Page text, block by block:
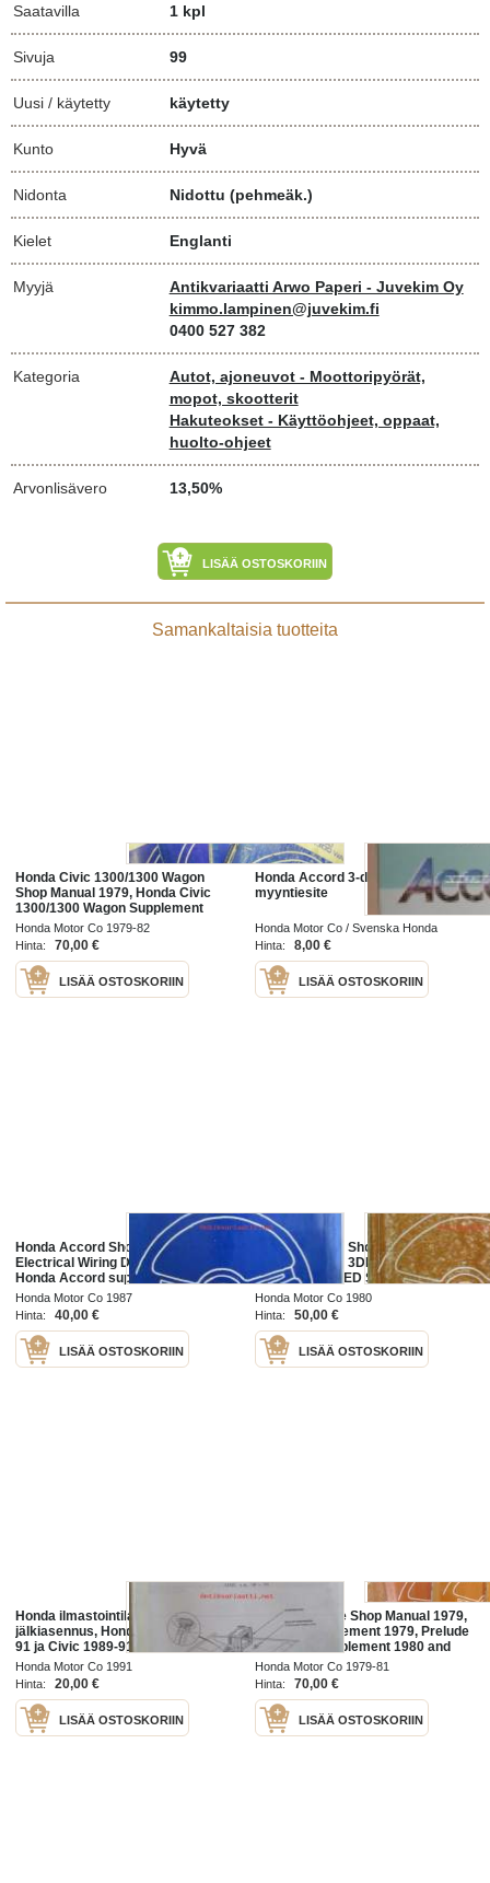
Saatavilla 1 kpl
Sivuja 99
Uusi / käytetty käytetty
Kunto Hyvä
Nidonta Nidottu (pehmeäk.)
Kielet Englanti
Myyjä
Antikvariaatti Arwo Paperi - Juvekim Oy
kimmo.lampinen@juvekim.fi
0400 527 382
Kategoria
Autot, ajoneuvot - Moottoripyörät,
mopot, skootterit
Hakuteokset - Käyttöohjeet, oppaat,
huolto-ohjeet
Arvonlisävero 13,50%
LISÄÄ OSTOSKORIIN
Samankaltaisia tuotteita
Honda Civic 1300/1300 Wagon
Shop Manual 1979, Honda Civic
1300/1300 Wagon Supplement
(Civic 3DR/back)(Civic STN/WAG)
(Civic 4DR SED), Supplement
1981, Honda Civic
Honda Motor Co 1979-82
Hinta:
70,00 €
LISÄÄ OSTOSKORIIN
Honda Accord 3-dörrars -
myyntiesite
Honda Motor Co / Svenska Honda
Bilimport Ab 198?
Hinta: 8,00 €
LISÄÄ OSTOSKORIIN
Honda Accord Shop Manual,
Electrical Wiring Diagram 1987 /
Honda Accord supplement 1987,
Sisältää 2 eri korjauskirjaa, katson
kuvista tarkemmin muut tiedot ja
Honda Motor Co 1987
Hinta:
40,00 €
LISÄÄ OSTOSKORIIN
Honda Accord Shop Manual 1977 /
Honda Accord 3DR H/ Back,
Accord 4DR SED Supplement
1980, Sisältää 2 eri korjauskirjaa,
katson kuvista tarkemmin muut
tiedot ja
Honda Motor Co 1980
Hinta:
50,00 €
LISÄÄ OSTOSKORIIN
Honda ilmastointilaitteen
jälkiasennus, Honda Accord 1990-
91 ja Civic 1989-91, katso kuvista
tarkemmin muut tiedot ja
sisällysluettelo
Honda Motor Co 1991
Hinta:
20,00 €
LISÄÄ OSTOSKORIIN
Honda Prelude Shop Manual 1979,
Prelude Supplement 1979, Prelude
2DR SED Supplement 1980 and
1981, Sisältää Honda Preluden 4
eri korjauskirjaa, katson kuvista
Honda Motor Co 1979-81
Hinta:
70,00 €
LISÄÄ OSTOSKORIIN